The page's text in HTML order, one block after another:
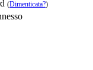
(Dimenticata?)